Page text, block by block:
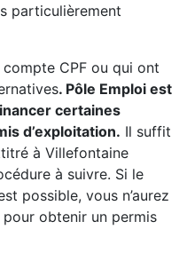
particulièrement
compte CPF ou qui ont
. Pôle Emploi est
certaines
d’exploitation. Il suffit
à Villefontaine
à suivre. Si le
possible, vous n’aurez
obtenir un permis